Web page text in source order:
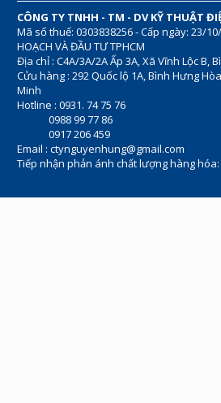
CÔNG TY TNHH - TM - DV KỸ THUẬT
Mã số thuế: 0303838256 - Cấp ngày: 23/
HOẠCH VÀ ĐẦU TƯ TPHCM
Địa chỉ : C4A/3A/2A Ấp 3A, Xã Vĩnh Lộc B,
Cửu hàng : 292 Quốc lộ 1A, Bình Hưng
Minh
Hotline : 0931. 74 75 76
0988 99 77 86
0917 206 459
Email : ctynguyenhung@gmail.com
Tiếp nhận phản ánh chất lượng hàng hóa: